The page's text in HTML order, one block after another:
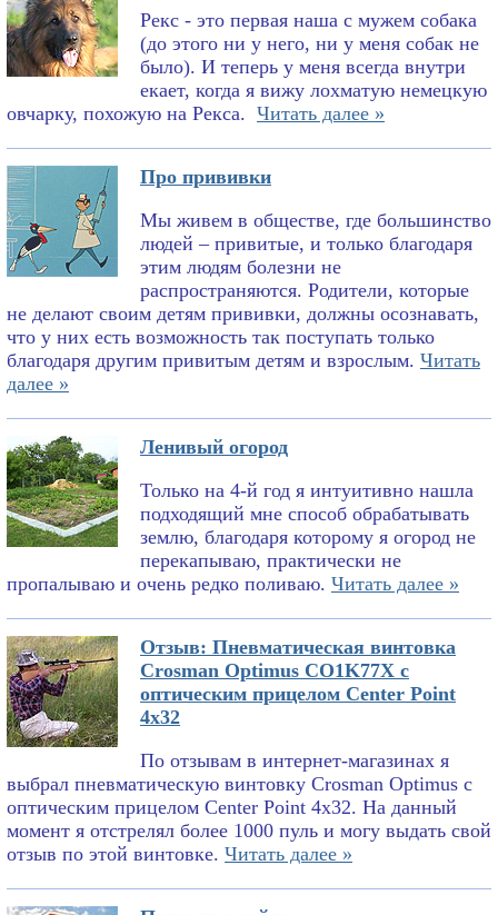
Рекс - это первая наша с мужем собака
(до этого ни у него, ни у меня собак не
было). И теперь у меня всегда внутри
екает, когда я вижу лохматую немецкую
овчарку, похожую на Рекса. Читать далее »
Про прививки
Мы живем в обществе, где большинство
людей – привитые, и только благодаря
этим людям болезни не
распространяются. Родители, которые
не делают своим детям прививки, должны осознавать,
что у них есть возможность так поступать только
благодаря другим привитым детям и взрослым. Читать
далее »
Ленивый огород
Только на 4-й год я интуитивно нашла
подходящий мне способ обрабатывать
землю, благодаря которому я огород не
перекапываю, практически не
пропалываю и очень редко поливаю. Читать далее »
Отзыв: Пневматическая винтовка
Crosman Optimus CO1K77X с
оптическим прицелом Center Point
4x32
По отзывам в интернет-магазинах я
выбрал пневматическую винтовку Crosman Optimus с
оптическим прицелом Center Point 4x32. На данный
момент я отстрелял более 1000 пуль и могу выдать свой
отзыв по этой винтовке. Читать далее »